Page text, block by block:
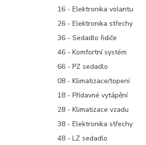
16 - Elektronika volantu
26 - Elektronika střechy
36 - Sedadlo řidiče
46 - Komfortní systém
66 - PZ sedadlo
08 - Klimatizace/topení
18 - Přídavné vytápění
28 - Klimatizace vzadu
38 - Elektronika střechy
48 - LZ sedadlo